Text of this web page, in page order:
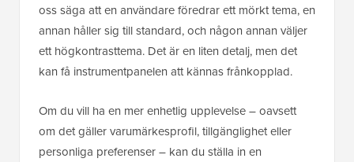
oss säga att en användare föredrar ett mörkt tema, en
annan håller sig till standard, och någon annan väljer
ett högkontrasttema. Det är en liten detalj, men det
kan få instrumentpanelen att kännas frånkopplad.
Om du vill ha en mer enhetlig upplevelse – oavsett
om det gäller varumärkesprofil, tillgänglighet eller
personliga preferenser – kan du ställa in en